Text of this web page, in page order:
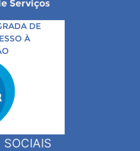
Serviços
DE
À
SOCIAIS